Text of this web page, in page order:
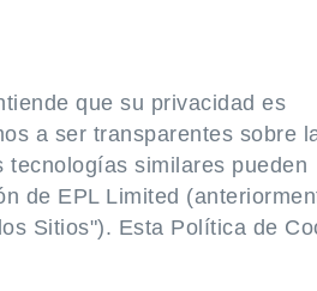
que su privacidad es
a ser transparentes sobre
similares pueden
de EPL Limited
Sitios"). Esta Política de